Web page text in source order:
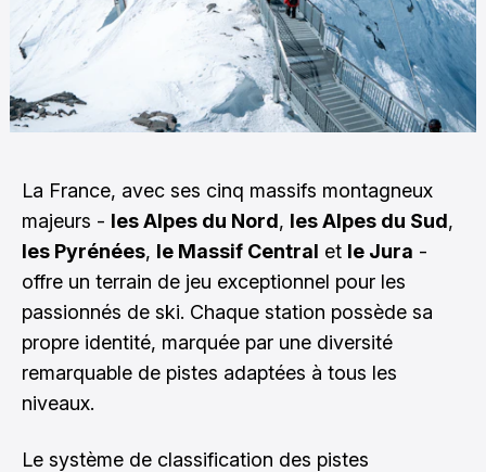
La France, avec ses cinq massifs montagneux
majeurs - les Alpes du Nord, les Alpes du Sud,
les Pyrénées, le Massif Central et le Jura -
offre un terrain de jeu exceptionnel pour les
passionnés de ski. Chaque station possède sa
propre identité, marquée par une diversité
remarquable de pistes adaptées à tous les
niveaux.
Le système de classification des pistes